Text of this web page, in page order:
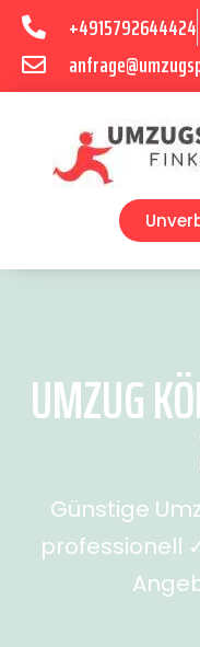
+4915792644424
UMZUG
Günstige
professionell